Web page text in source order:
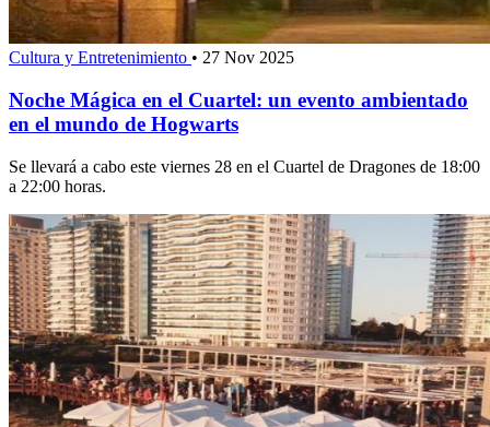
Cultura y Entretenimiento • 27 Nov 2025
Noche Mágica en el Cuartel: un evento ambientado
en el mundo de Hogwarts
Se llevará a cabo este viernes 28 en el Cuartel de Dragones de 18:00
a 22:00 horas.